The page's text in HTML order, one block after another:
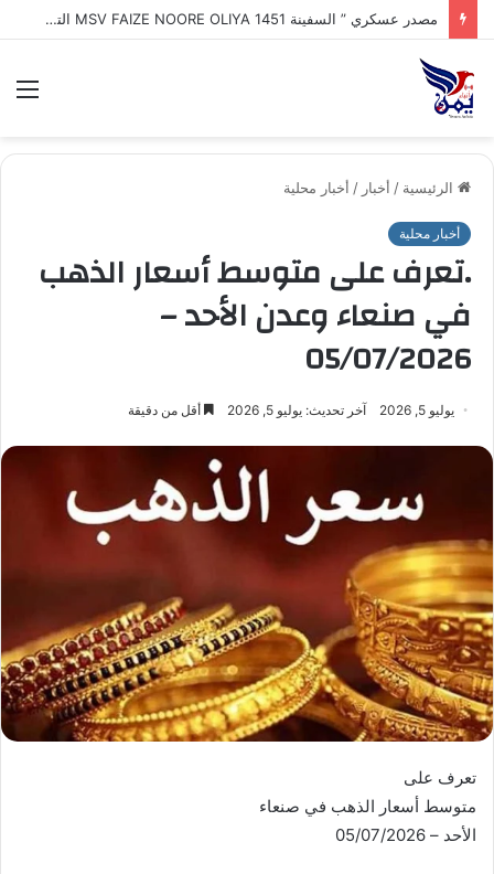
مصدر عسكري ” السفينة MSV FAIZE NOORE OLIYA 1451 التي ترفع علم الهند وتعرضت لهجوم بزورق مفخخ مجهول وغرقها في مياه البحر_الأحمر أثناء توجهها إلى ميناء المخا
الرئيسية / أخبار / أخبار محلية
أخبار محلية
.تعرف على متوسط أسعار الذهب
في صنعاء وعدن الأحد –
05/07/2026
يوليو 5, 2026 آخر تحديث: يوليو 5, 2026 أقل من دقيقة
تعرف على
متوسط أسعار الذهب في صنعاء
الأحد – 05/07/2026